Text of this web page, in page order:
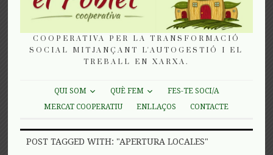
COOPERATIVA PER LA TRANSFORMACIÓ
SOCIAL MITJANÇANT L'AUTOGESTIÓ I EL
TREBALL EN XARXA.
QUI SOM QUÈ FEM
FES-TE SOCI/A
MERCAT COOPERATIU
ENLLAÇOS CONTACTE
POST TAGGED WITH: "APERTURA LOCALES"